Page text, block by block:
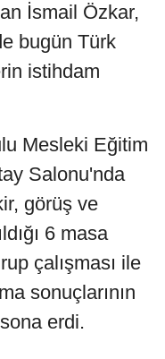
İsmail Özkar,
bugün Türk
istihdam
Mesleki Eğitim
Salonu'nda
görüş ve
6 masa
çalışması ile
sonuçlarının
erdi.